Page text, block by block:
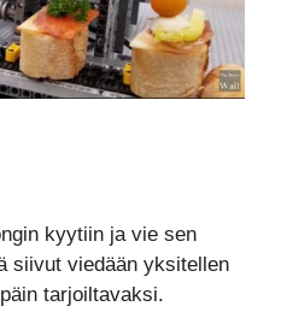
kyytiin ja vie sen
siivut viedään yksitellen
tarjoiltavaksi.